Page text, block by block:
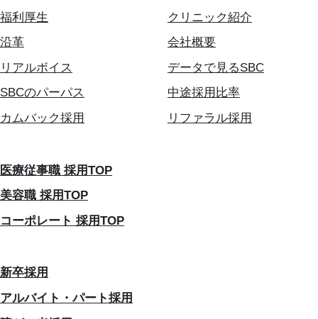
福利厚生
クリニック紹介
沿革
会社概要
リアルボイス
データで見るSBC
SBCのパーパス
中途採用比率
カムバック採用
リファラル採用
医療従事職 採用TOP
美容職 採用TOP
コーポレート 採用TOP
新卒採用
アルバイト・パート採用